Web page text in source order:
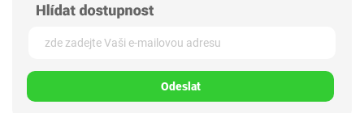
Odeslat